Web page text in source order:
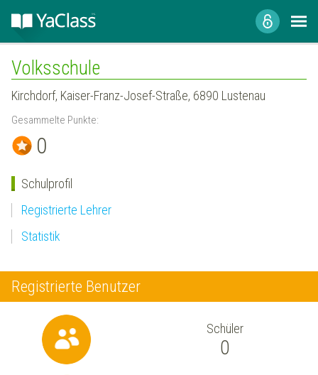
Volksschule
Kirchdorf, Kaiser-Franz-Josef-Straße, 6890 Lustenau
Gesammelte Punkte:
0
Schulprofil
Registrierte Lehrer
Statistik
Registrierte Benutzer
Schüler
0